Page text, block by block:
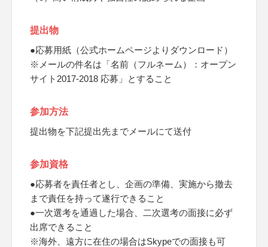
提出物
●応募用紙（公式ホームページよりダウンロード）
※メールの件名は「名前（フルネーム）：オープン
サイト2017-2018 応募」とすること
参加方法
提出物を下記提出先までメールにて送付
参加資格
●応募者を責任者とし、企画の準備、実施から撤去
まで責任を持って遂行できること
●一次選考を通過した場合、二次選考の面接に必ず
出席できること
※海外、遠方に在住の場合はSkypeでの面接も可